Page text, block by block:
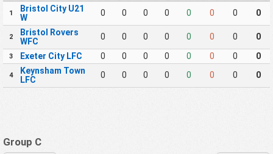
1
Bristol City U21
W
0 0 0 0 0 0 0 0
2
Bristol Rovers
WFC
0 0 0 0 0 0 0 0
3 Exeter City LFC 0 0 0 0 0 0 0 0
4
Keynsham Town
LFC
0 0 0 0 0 0 0 0
Group C